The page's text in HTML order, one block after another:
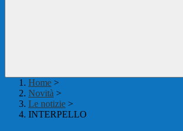
Home >
Novità >
Le notizie >
INTERPELLO